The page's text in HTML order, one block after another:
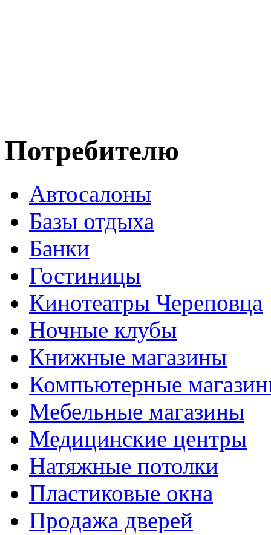
Потребителю
Автосалоны
Базы отдыха
Банки
Гостиницы
Кинотеатры Череповца
Ночные клубы
Книжные магазины
Компьютерные
Мебельные магазины
Медицинские центры
Натяжные потолки
Пластиковые окна
Продажа дверей